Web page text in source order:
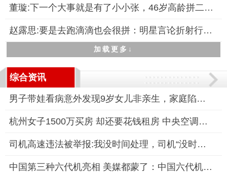
董璇:下一个大事就是有了小小张，46岁高龄拼二胎引关注
赵露思:要是去跑滴滴也会很拼：明星言论折射行业现实
加载更多↓
综合资讯
男子带娃看病意外发现9岁女儿非亲生，家庭陷入信任危机
杭州女子1500万买房 却还要花钱租房 中央空调系统故障被迫租房
司机高速违法被举报:我没时间处理，司机“没时间处理”成常态？
中国第三种六代机亮相 美媒都蒙了：中国六代机发展速度令世界震